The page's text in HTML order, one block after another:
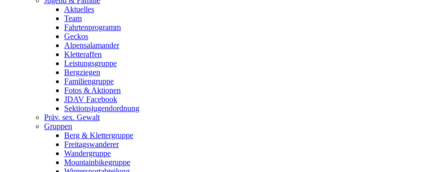
Aktuelles
Team
Fahrtenprogramm
Geckos
Alpensalamander
Kletteraffen
Leistungsgruppe
Bergziegen
Familiengruppe
Fotos & Aktionen
JDAV Facebook
Sektionsjugendordnung
Präv. sex. Gewalt
Gruppen
Berg & Klettergruppe
Freitagswanderer
Wandergruppe
Mountainbikegruppe